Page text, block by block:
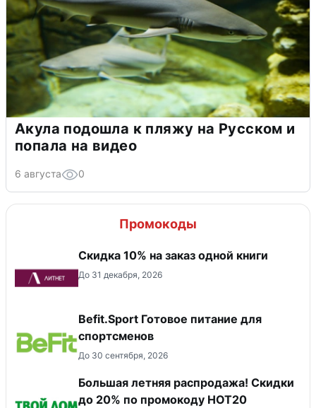
Акула подошла к пляжу на Русском и
попала на видео
6 августа 0
Промокоды
Скидка 10% на заказ одной книги
До 31 декабря, 2026
Befit.Sport Готовое питание для
спортсменов
До 30 сентября, 2026
Большая летняя распродажа! Скидки
до 20% по промокоду HOT20